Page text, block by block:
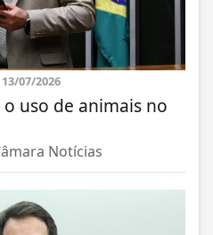
13/07/2026
uso de animais no
Notícias